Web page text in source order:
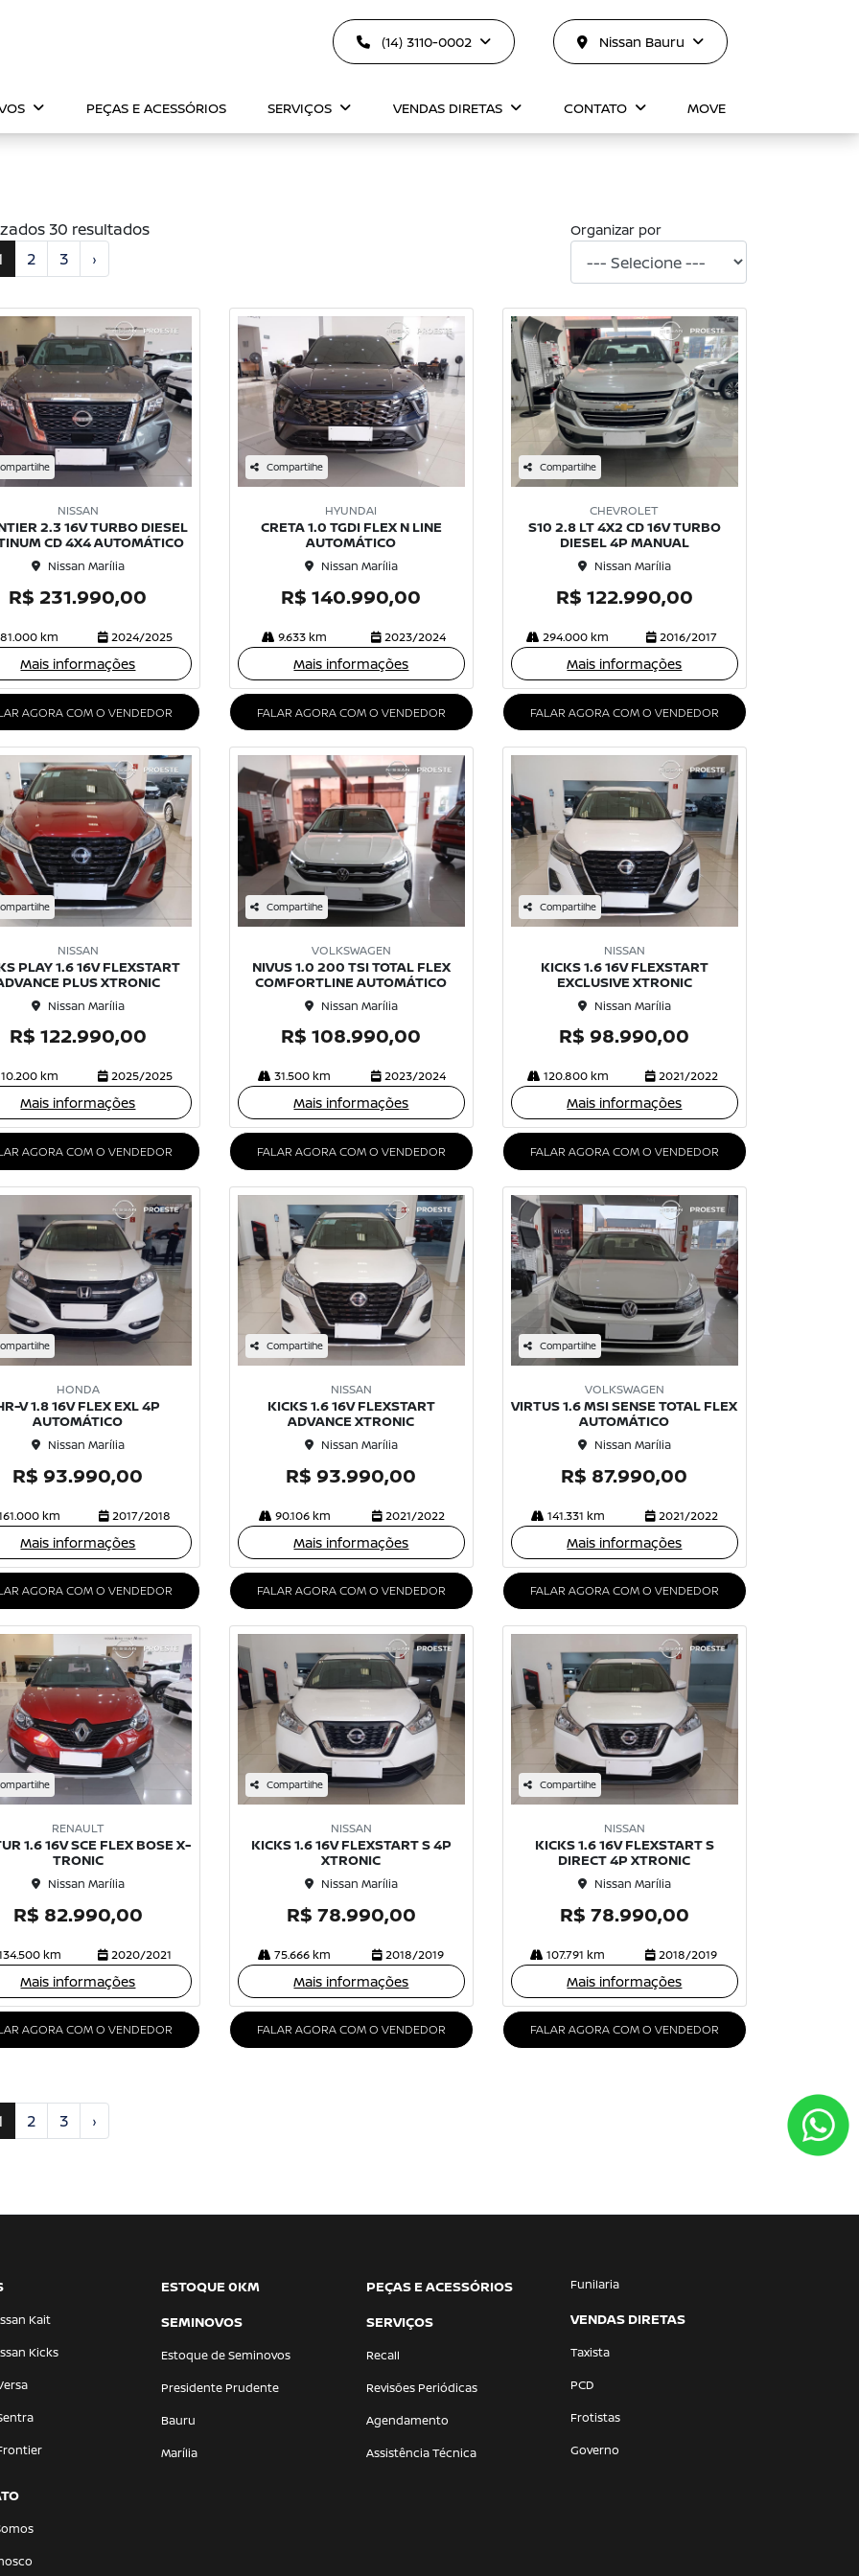
(14) 3110-0002 Nissan Bauru
PEÇAS E ACESSÓRIOS SERVIÇOS VENDAS DIRETAS CONTATO MOVE
30 resultados
2 3 ›
Organizar por
NISSAN
2.3 16V TURBO DIESEL
CD 4X4 AUTOMÁTICO
Nissan Marília
R$ 231.990,00
km 2024/2025
Mais informações
AGORA COM O VENDEDOR
Compartilhe
HYUNDAI
CRETA 1.0 TGDI FLEX N LINE
AUTOMÁTICO
Nissan Marília
R$ 140.990,00
9.633 km 2023/2024
Mais informações
FALAR AGORA COM O VENDEDOR
Compartilhe
CHEVROLET
S10 2.8 LT 4X2 CD 16V TURBO
DIESEL 4P MANUAL
Nissan Marília
R$ 122.990,00
294.000 km 2016/2017
Mais informações
FALAR AGORA COM O VENDEDOR
NISSAN
PLAY 1.6 16V FLEXSTART
PLUS XTRONIC
Nissan Marília
R$ 122.990,00
km 2025/2025
Mais informações
AGORA COM O VENDEDOR
Compartilhe
VOLKSWAGEN
NIVUS 1.0 200 TSI TOTAL FLEX
COMFORTLINE AUTOMÁTICO
Nissan Marília
R$ 108.990,00
31.500 km 2023/2024
Mais informações
FALAR AGORA COM O VENDEDOR
Compartilhe
NISSAN
KICKS 1.6 16V FLEXSTART
EXCLUSIVE XTRONIC
Nissan Marília
R$ 98.990,00
120.800 km 2021/2022
Mais informações
FALAR AGORA COM O VENDEDOR
HONDA
V 1.8 16V FLEX EXL 4P
AUTOMÁTICO
Nissan Marília
R$ 93.990,00
km 2017/2018
Mais informações
AGORA COM O VENDEDOR
Compartilhe
NISSAN
KICKS 1.6 16V FLEXSTART
ADVANCE XTRONIC
Nissan Marília
R$ 93.990,00
90.106 km 2021/2022
Mais informações
FALAR AGORA COM O VENDEDOR
Compartilhe
VOLKSWAGEN
VIRTUS 1.6 MSI SENSE TOTAL FLEX
AUTOMÁTICO
Nissan Marília
R$ 87.990,00
141.331 km 2021/2022
Mais informações
FALAR AGORA COM O VENDEDOR
RENAULT
1.6 16V SCE FLEX BOSE X-
TRONIC
Nissan Marília
R$ 82.990,00
km 2020/2021
Mais informações
AGORA COM O VENDEDOR
Compartilhe
NISSAN
KICKS 1.6 16V FLEXSTART S 4P
XTRONIC
Nissan Marília
R$ 78.990,00
75.666 km 2018/2019
Mais informações
FALAR AGORA COM O VENDEDOR
Compartilhe
NISSAN
KICKS 1.6 16V FLEXSTART S
DIRECT 4P XTRONIC
Nissan Marília
R$ 78.990,00
107.791 km 2018/2019
Mais informações
FALAR AGORA COM O VENDEDOR
2 3 ›
Kait
Kicks
ESTOQUE 0KM
SEMINOVOS
Estoque de Seminovos
Presidente Prudente
Bauru
Marília
PEÇAS E ACESSÓRIOS
SERVIÇOS
Recall
Revisões Periódicas
Agendamento
Assistência Técnica
Funilaria
VENDAS DIRETAS
Taxista
PCD
Frotistas
Governo